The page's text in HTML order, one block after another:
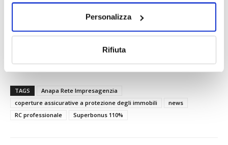
Personalizza
Rifiuta
assicurativa piuttosto che dover sconsolatamente prendere
atto, all’indomani di un incidente o di un incendio, che
l’ombrello di un assicuratore non si è aperto o, comunque,
TAGS
Anapa Rete Impresagenzia
coperture assicurative a protezione degli immobili
news
RC professionale
Superbonus 110%